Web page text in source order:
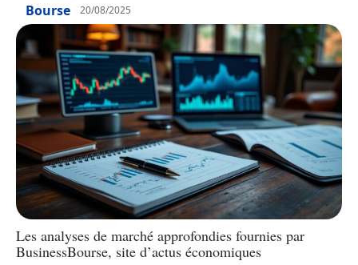
Bourse 20/08/2025
Les analyses de marché approfondies fournies par
BusinessBourse, site d’actus économiques